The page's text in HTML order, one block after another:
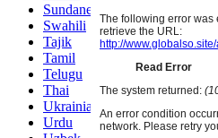
Sundanese
Swahili
Tajik
Tamil
Telugu
Thai
Ukrainian
Urdu